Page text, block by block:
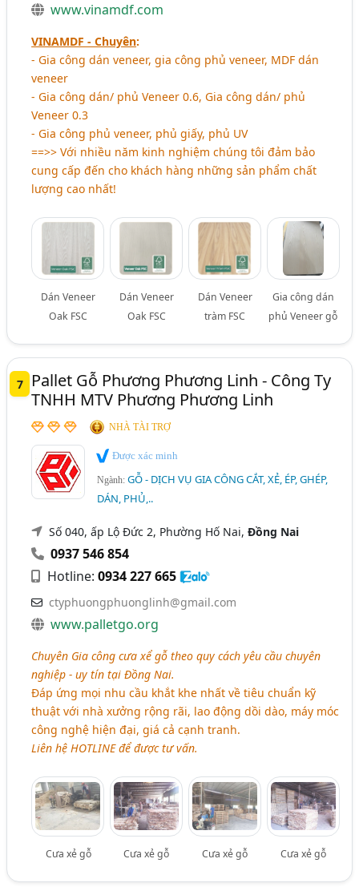
www.vinamdf.com
VINAMDF - Chuyên:
- Gia công dán veneer, gia công phủ veneer, MDF dán
veneer
- Gia công dán/ phủ Veneer 0.6, Gia công dán/ phủ
Veneer 0.3
- Gia công phủ veneer, phủ giấy, phủ UV
==>> Với nhiều năm kinh nghiệm chúng tôi đảm bảo
cung cấp đến cho khách hàng những sản phẩm chất
lượng cao nhất!
Dán Veneer
Oak FSC
Dán Veneer
Oak FSC
Dán Veneer
tràm FSC
Gia công dán
phủ Veneer gỗ
7
Pallet Gỗ Phương Phương Linh - Công Ty
TNHH MTV Phương Phương Linh
NHÀ TÀI TRỢ
Được xác minh
Ngành:GỖ - DỊCH VỤ GIA CÔNG CẮT, XẺ, ÉP, GHÉP,
DÁN, PHỦ,..
Số 040, ấp Lộ Đức 2, Phường Hố Nai,Đồng Nai
0937 546 854
Hotline:0934 227 665
ctyphuongphuonglinh@gmail.com
www.palletgo.org
Chuyên Gia công cưa xể gỗ theo quy cách yêu cầu chuyên
nghiệp - uy tín tại Đồng Nai.
Đáp ứng mọi nhu cầu khắt khe nhất về tiêu chuẩn kỹ
thuật với nhà xưởng rộng rãi, lao động dồi dào, máy móc
công nghệ hiện đại, giá cả cạnh tranh.
Liên hệ HOTLINE để được tư vấn.
Cưa xẻ gỗ Cưa xẻ gỗ Cưa xẻ gỗ Cưa xẻ gỗ